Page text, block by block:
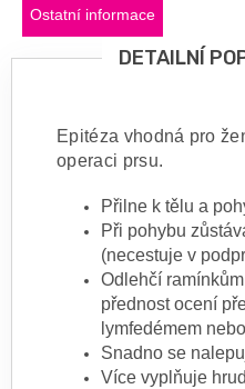
Ostatní informace
DETAILNÍ
Epitéza vhodná pro
operaci prsu.
Přilne k tělu a
Při pohybu
(necestuje v
Odlehčí
přednost ocení
lymfedémem
Snadno se
Více vyplňuje